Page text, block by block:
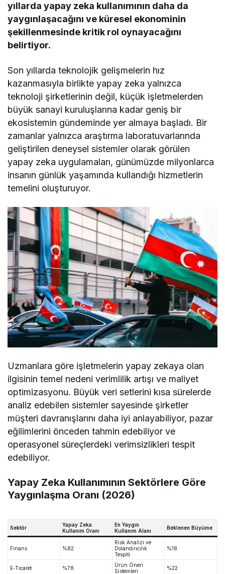
yıllarda yapay zeka kullanımının daha da
yaygınlaşacağını ve küresel ekonominin
şekillenmesinde kritik rol oynayacağını
belirtiyor.
Son yıllarda teknolojik gelişmelerin hız
kazanmasıyla birlikte yapay zeka yalnızca
teknoloji şirketlerinin değil, küçük işletmelerden
büyük sanayi kuruluşlarına kadar geniş bir
ekosistemin gündeminde yer almaya başladı. Bir
zamanlar yalnızca araştırma laboratuvarlarında
geliştirilen deneysel sistemler olarak görülen
yapay zeka uygulamaları, günümüzde milyonlarca
insanın günlük yaşamında kullandığı hizmetlerin
temelini oluşturuyor.
Uzmanlara göre işletmelerin yapay zekaya olan
ilgisinin temel nedeni verimlilik artışı ve maliyet
optimizasyonu. Büyük veri setlerini kısa sürelerde
analiz edebilen sistemler sayesinde şirketler
müşteri davranışlarını daha iyi anlayabiliyor, pazar
eğilimlerini önceden tahmin edebiliyor ve
operasyonel süreçlerdeki verimsizlikleri tespit
edebiliyor.
Yapay Zeka Kullanımının Sektörlere Göre
Yaygınlaşma Oranı (2026)
Sektör
Yapay Zeka
Kullanım Oranı
En Yaygın
Kullanım Alanı
Beklenen Büyüme
Finans %82
Risk Analizi ve
Dolandırıcılık
Tespiti
%18
E-Ticaret %78
Ürün Öneri
Sistemleri
%22